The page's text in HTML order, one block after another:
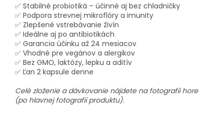
✅ Stabilné probiotiká – účinné aj bez chladničky
✅ Podpora strevnej mikroflóry a imunity
✅ Zlepšené vstrebávanie živín
✅ Ideálne aj po antibiotikách
✅ Garancia účinku až 24 mesiacov
✅ Vhodné pre vegánov a alergikov
✅ Bez GMO, laktózy, lepku a aditív
✅ Ľan 2 kapsule denne
Celé zloženie a dávkovanie nájdete na fotografii hore
(po hlavnej fotografii produktu).